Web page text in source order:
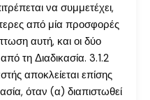
να συμμετέχει,
από μία προσφορές
αυτή, και οι δύο
τη Διαδικασία. 3.1.2
αποκλείεται επίσης
όταν (α) διαπιστωθεί